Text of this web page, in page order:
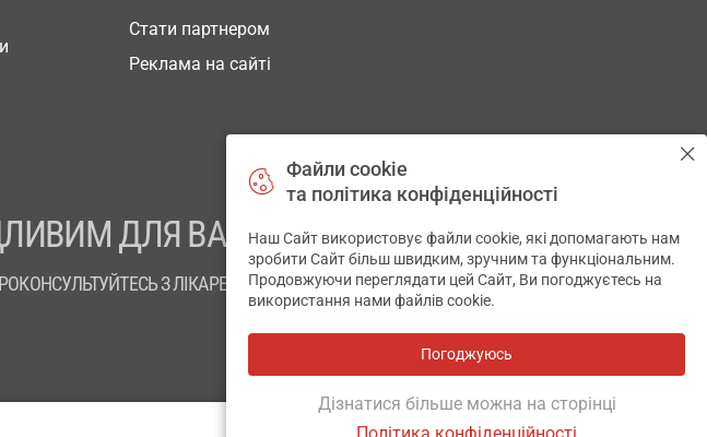
Стати партнером
Реклама на сайті
ДЛЯ ВАШОГО ЗДОРОВ’Я
З ЛІКАРЕМ
Файли cookie
та політика конфіденційності
Наш Сайт використовує файли cookie, які допомагають нам
зробити Сайт більш швидким, зручним та функціональним.
Продовжуючи переглядати цей Сайт, Ви погоджуєтесь на
використання нами файлів cookie.
Погоджуюсь
Дізнатися більше можна на сторінці
✕